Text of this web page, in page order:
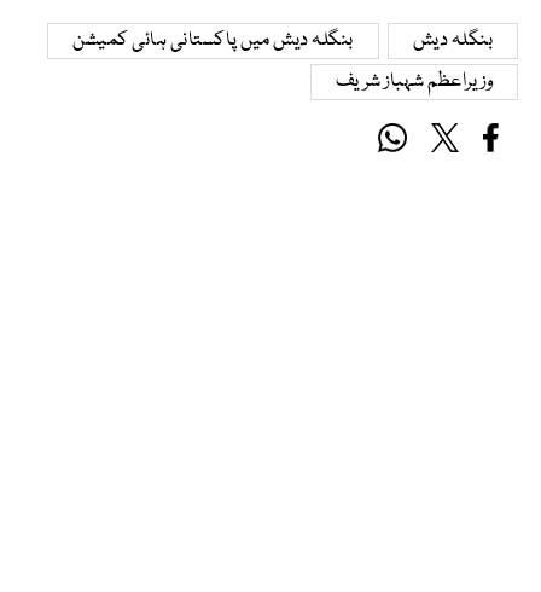
بنگلہ دیش
بنگلہ دیش میں پاکستانی ہائی کمیشن
وزیراعظم شہباز شریف